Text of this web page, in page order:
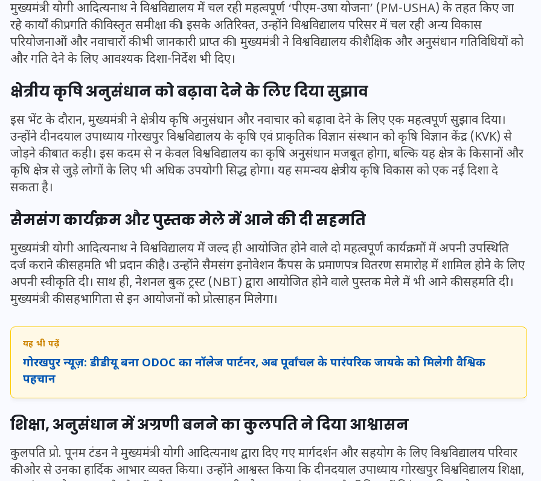
मुख्यमंत्री योगी आदित्यनाथ ने विश्वविद्यालय में चल रही महत्वपूर्ण ‘पीएम-उषा योजना’ (PM-USHA) के तहत किए जा
रहे कार्यों की प्रगति की विस्तृत समीक्षा की। इसके अतिरिक्त, उन्होंने विश्वविद्यालय परिसर में चल रही अन्य विकास
परियोजनाओं और नवाचारों की भी जानकारी प्राप्त की। मुख्यमंत्री ने विश्वविद्यालय की शैक्षिक और अनुसंधान गतिविधियों को
और गति देने के लिए आवश्यक दिशा-निर्देश भी दिए।
क्षेत्रीय कृषि अनुसंधान को बढ़ावा देने के लिए दिया सुझाव
इस भेंट के दौरान, मुख्यमंत्री ने क्षेत्रीय कृषि अनुसंधान और नवाचार को बढ़ावा देने के लिए एक महत्वपूर्ण सुझाव दिया।
उन्होंने दीनदयाल उपाध्याय गोरखपुर विश्वविद्यालय के कृषि एवं प्राकृतिक विज्ञान संस्थान को कृषि विज्ञान केंद्र (KVK) से
जोड़ने की बात कही। इस कदम से न केवल विश्वविद्यालय का कृषि अनुसंधान मजबूत होगा, बल्कि यह क्षेत्र के किसानों और
कृषि क्षेत्र से जुड़े लोगों के लिए भी अधिक उपयोगी सिद्ध होगा। यह समन्वय क्षेत्रीय कृषि विकास को एक नई दिशा दे
सकता है।
सैमसंग कार्यक्रम और पुस्तक मेले में आने की दी सहमति
मुख्यमंत्री योगी आदित्यनाथ ने विश्वविद्यालय में जल्द ही आयोजित होने वाले दो महत्वपूर्ण कार्यक्रमों में अपनी उपस्थिति
दर्ज कराने की सहमति भी प्रदान की है। उन्होंने सैमसंग इनोवेशन कैंपस के प्रमाणपत्र वितरण समारोह में शामिल होने के लिए
अपनी स्वीकृति दी। साथ ही, नेशनल बुक ट्रस्ट (NBT) द्वारा आयोजित होने वाले पुस्तक मेले में भी आने की सहमति दी।
मुख्यमंत्री की सहभागिता से इन आयोजनों को प्रोत्साहन मिलेगा।
यह भी पढ़ें
गोरखपुर न्यूज़: डीडीयू बना ODOC का नॉलेज पार्टनर, अब पूर्वांचल के पारंपरिक जायके को मिलेगी वैश्विक
पहचान
शिक्षा, अनुसंधान में अग्रणी बनने का कुलपति ने दिया आश्वासन
कुलपति प्रो. पूनम टंडन ने मुख्यमंत्री योगी आदित्यनाथ द्वारा दिए गए मार्गदर्शन और सहयोग के लिए विश्वविद्यालय परिवार
की ओर से उनका हार्दिक आभार व्यक्त किया। उन्होंने आश्वस्त किया कि दीनदयाल उपाध्याय गोरखपुर विश्वविद्यालय शिक्षा,
UPSSSC Lekhpal Recruitment
2025: यूपी में लेखपाल के पदों
पर बंपर भर्ती का विज्ञापन जारी,
जानें कब से शुरू होंगे आवेदन
16 दिसम्बर 2025
UPSSSC Lekhpal Recruitment
2025: यूपी में लेखपाल के पदों
जानें कब से शुरू होंगे आवेदन
जिस कमरे में बिना बिजली-पंखे
के बीते 4 साल, उसे देख भावुक
हुए बृजभूषण सिंह, कहा-यहीं
तपकर बना सोना
के बीते 4 साल, उसे देख भावुक
तपकर बना सोना